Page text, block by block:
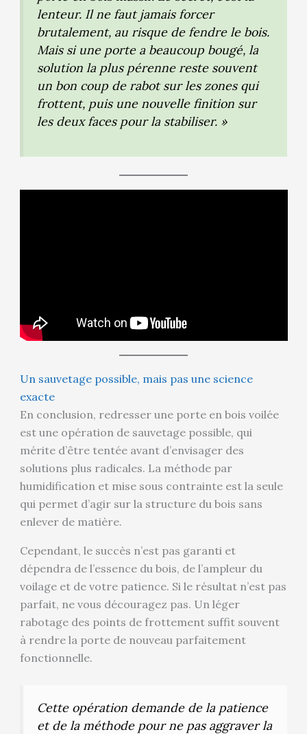
lenteur. Il ne faut jamais forcer
brutalement, au risque de fendre le bois.
Mais si une porte a beaucoup bougé, la
solution la plus pérenne reste souvent
un bon coup de rabot sur les zones qui
frottent, puis une nouvelle finition sur
les deux faces pour la stabiliser. »
Un sauvetage possible, mais pas une science
exacte
En conclusion, redresser une porte en bois voilée
est une opération de sauvetage possible, qui
mérite d’être tentée avant d’envisager des
solutions plus radicales. La méthode par
humidification et mise sous contrainte est la seule
qui permet d’agir sur la structure du bois sans
enlever de matière.
Cependant, le succès n’est pas garanti et
dépendra de l’essence du bois, de l’ampleur du
voilage et de votre patience. Si le résultat n’est pas
parfait, ne vous découragez pas. Un léger
rabotage des points de frottement suffit souvent
à rendre la porte de nouveau parfaitement
fonctionnelle.
Cette opération demande de la patience
et de la méthode pour ne pas aggraver la